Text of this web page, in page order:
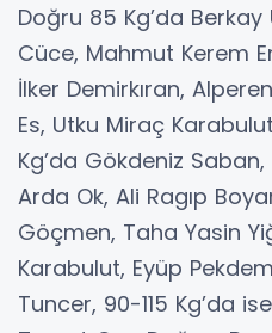
Doğru 85 Kg’da
Cüce, Mahmut Kerem
İlker Demirkıran,
Es, Utku Miraç
Kg’da Gökdeniz
Arda Ok, Ali Ragıp
Göçmen, Taha Yasin
Karabulut, Eyüp
Tuncer, 90-115 Kg’da